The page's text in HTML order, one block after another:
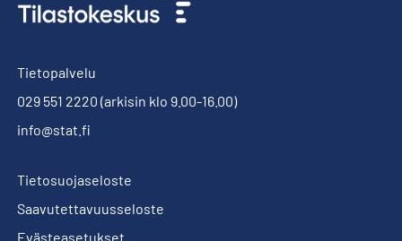
Tietopalvelu
029 551 2220 (arkisin klo 9.00-16.00)
info@stat.fi
Tietosuojaseloste
Saavutettavuusseloste
Evästeasetukset